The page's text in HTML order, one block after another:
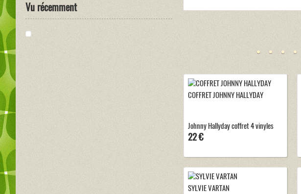
Vu récemment
COFFRET JOHNNY HALLYDAY
Johnny Hallyday coffret 4 vinyles
22 €
SYLVIE VARTAN